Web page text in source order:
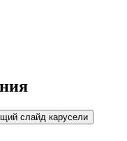
слайд карусели